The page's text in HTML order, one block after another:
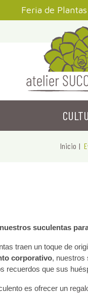
Feria de
Inicio
suculentas
traen un toque de
corporativo, nuestros
recuerdos que sus
es ofrecer un